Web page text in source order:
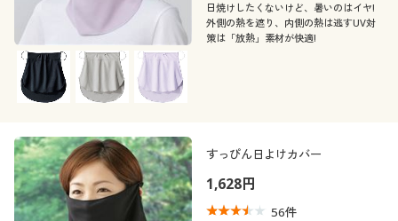
日焼けしたくないけど、暑いのはイヤ!
外側の熱を遮り、内側の熱は逃すUV対
策は「放熱」素材が快適!
すっぴん日よけカバー
1,628円
56件